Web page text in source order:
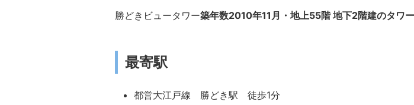
勝どきビュータワー築年数2010年11月・地上55階 地下2階建のタワ
最寄駅
都営大江戸線 勝どき駅 徒歩1分